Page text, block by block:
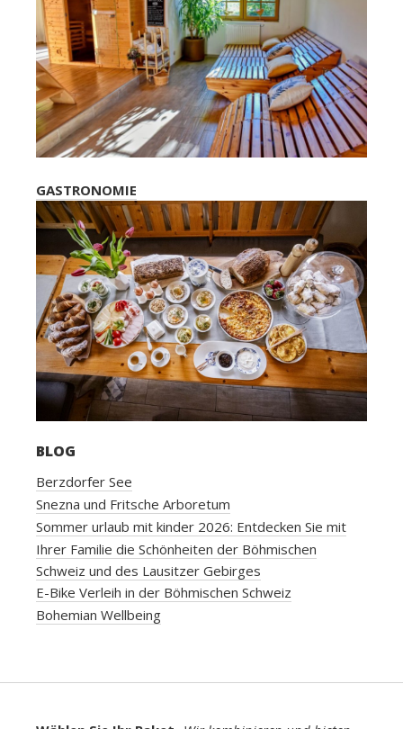
GASTRONOMIE
BLOG
Berzdorfer See
Snezna und Fritsche Arboretum
Sommer urlaub mit kinder 2026: Entdecken Sie mit
Ihrer Familie die Schönheiten der Böhmischen
Schweiz und des Lausitzer Gebirges
E-Bike Verleih in der Böhmischen Schweiz
Bohemian Wellbeing